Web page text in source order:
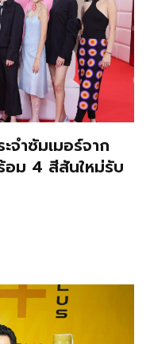
จำซัมเมอร์จาก
ม 4 สีสันใหม่รับ